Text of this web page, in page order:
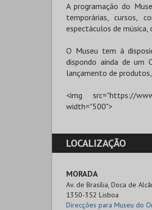
A programação do
temporárias, cursos,
espectáculos de música,
O Museu tem à
dispondo ainda de um
lançamento de
<img src="https://
width="500">
LOCALIZAÇÃO
MORADA
Av. de Brasília, Doca de
1350-352 Lisboa
Direcções para Museu do